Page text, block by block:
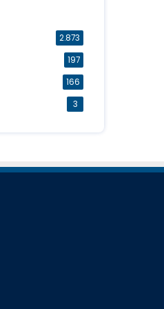
2.873
197
166
3